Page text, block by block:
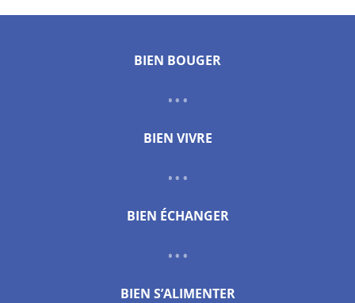
BIEN BOUGER
BIEN VIVRE
BIEN ÉCHANGER
BIEN S’ALIMENTER